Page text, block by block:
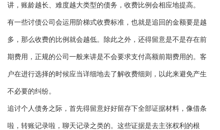
讲，账龄越长、难度越大类型的债务，收费比例会相应地提高。
有一些讨债公司会运用阶梯式收费标准，也就是追回的金额要是越
多，那么收费的比例就会越低。除此之外，还得留意是不是存在前
期费用，正规的公司一般来讲是不会要求支付高额前期费用的。客
户在进行选择的时候应当详细地去了解收费细则，以此来避免产生
不必要的纠纷。
追讨个人债务之际，首先得留意好好留存下全部证据材料，像借条
啦，转账记录啦，聊天记录之类的。这些证据是去主张权利的根